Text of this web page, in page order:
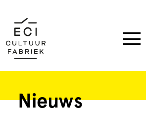
Film
Nieuws